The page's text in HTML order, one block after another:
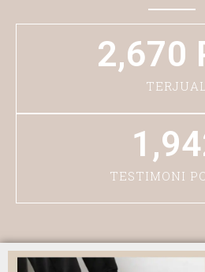
2,670
TERJUAL
TESTIMONI